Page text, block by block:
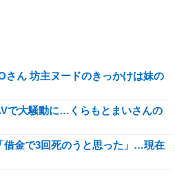
さん 坊主ヌードのきっかけは妹の
で大騒動に…くらもとまいさんの
借金で3回死のうと思った」…現在